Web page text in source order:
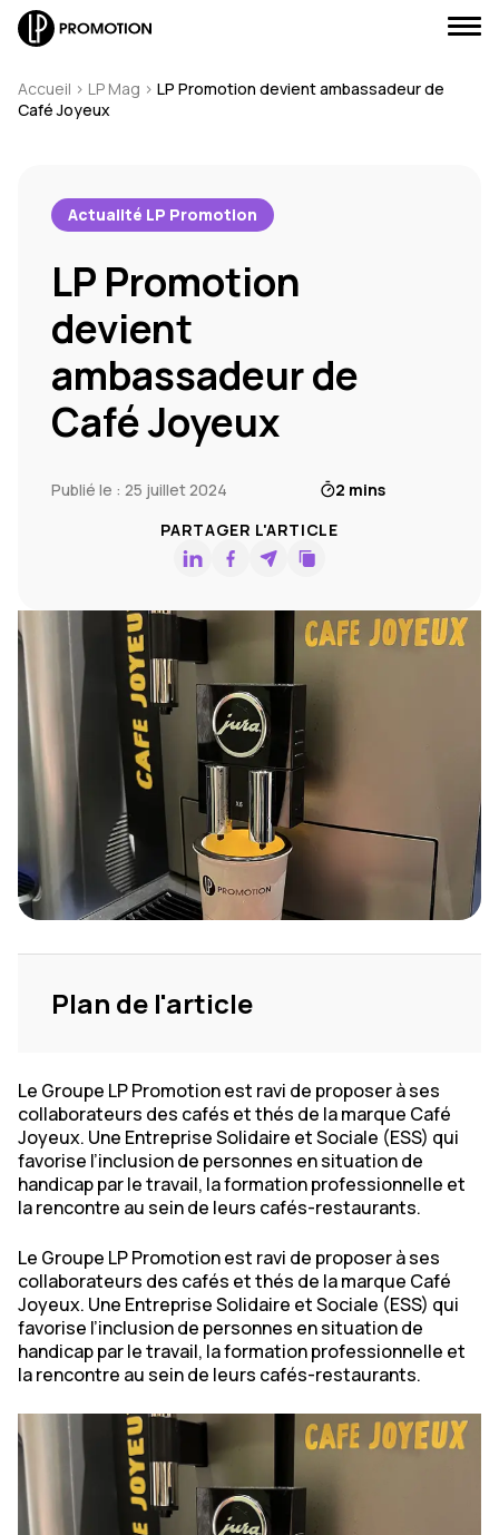
Accueil > LP Mag > LP Promotion devient ambassadeur de
Café Joyeux
Actualité LP Promotion
LP Promotion
devient
ambassadeur de
Café Joyeux
Publié le : 25 juillet 2024
2 mins
PARTAGER L'ARTICLE
Plan de l'article
Le Groupe LP Promotion est ravi de proposer à ses
collaborateurs des cafés et thés de la marque Café
Joyeux. Une Entreprise Solidaire et Sociale (ESS) qui
favorise l’inclusion de personnes en situation de
handicap par le travail, la formation professionnelle et
la rencontre au sein de leurs cafés-restaurants.
Le Groupe LP Promotion est ravi de proposer à ses
collaborateurs des cafés et thés de la marque Café
Joyeux. Une Entreprise Solidaire et Sociale (ESS) qui
favorise l’inclusion de personnes en situation de
handicap par le travail, la formation professionnelle et
la rencontre au sein de leurs cafés-restaurants.
J'envoie un message
J'appelle un conseiller